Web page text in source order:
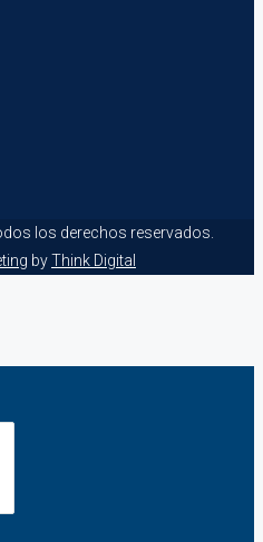
los derechos reservados.
byThink Digital